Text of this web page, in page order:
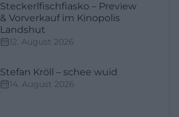
Steckerlfischfiasko – Preview
& Vorverkauf im Kinopolis
Landshut
12. August 2026
Stefan Kröll – schee wuid
14. August 2026